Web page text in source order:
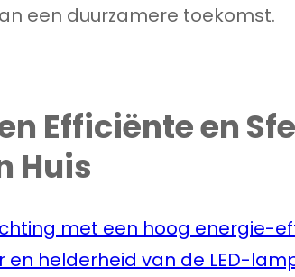
een duurzamere toekomst.
Efficiënte en
Huis
met een hoog energie-
en helderheid van de LED-